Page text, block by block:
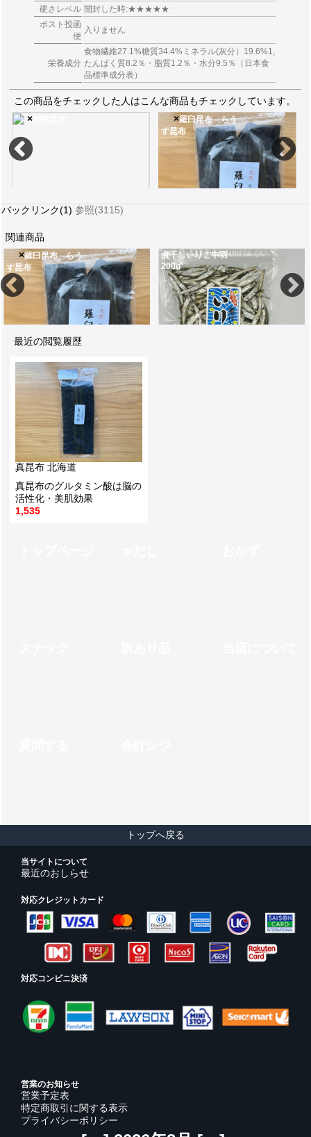
硬さレベル 開封した時:★★★★★
ポスト投函
便
入りません
栄養成分
食物繊維27.1%糖質34.4%ミネラル(灰分）19.6%1,
たんぱく質8.2％・脂質1.2％・水分9.5％（日本食
品標準成分表）
この商品をチェックした人はこんな商品もチェックしています。
×利尻昆布
840
×羅臼昆布 らう
す昆布
2,900
バックリンク(1) 参照(3115)
関連商品
×羅臼昆布 らう
す昆布
2,900
煮干しいりこ中羽
200g
最近の閲覧履歴
真昆布 北海道
真昆布のグルタミン酸は脳の
活性化・美肌効果
1,535
トップへ戻る
当サイトについて
最近のおしらせ
対応クレジットカード
対応コンビニ決済
営業のお知らせ
営業予定表
特定商取引に関する表示
プライバシーポリシー